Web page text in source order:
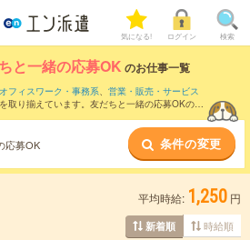
気になる! ログイン 検索
と一緒の応募OK のお仕事一覧
オフィスワーク・事務系、 営業・販売・サービス
取り揃えています。友だちと一緒の応募OKの条
応募OK 条件の変更
平均時給: 1,250 円
新着順 時給順